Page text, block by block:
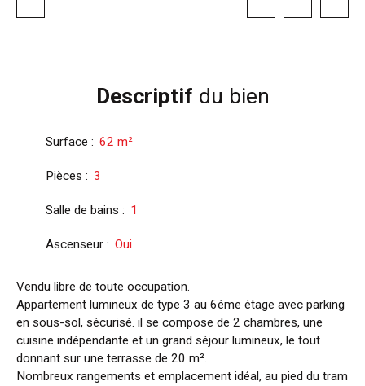
Descriptif du bien
Surface : 62 m²
Pièces : 3
Salle de bains : 1
Ascenseur : Oui
Vendu libre de toute occupation.
Appartement lumineux de type 3 au 6éme étage avec parking
en sous-sol, sécurisé. il se compose de 2 chambres, une
cuisine indépendante et un grand séjour lumineux, le tout
donnant sur une terrasse de 20 m².
Nombreux rangements et emplacement idéal, au pied du tram